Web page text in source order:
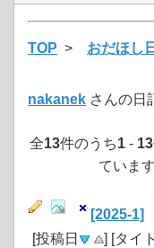
TOP > おだほし
nakanek さんの日
全13件のうち1 - 13
ています
[2025-1]
[投稿日
] [タイ